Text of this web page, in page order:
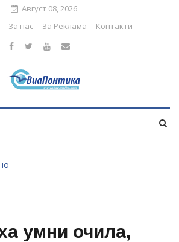
Август 08, 2026
За нас За Реклама Контакти
умни очила,